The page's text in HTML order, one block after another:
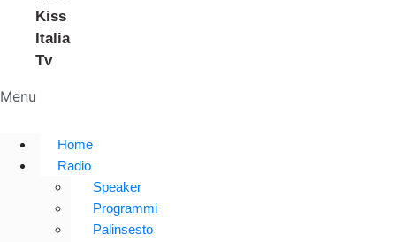
Kiss
Italia
Tv
Menu
Home
Radio
Speaker
Programmi
Palinsesto